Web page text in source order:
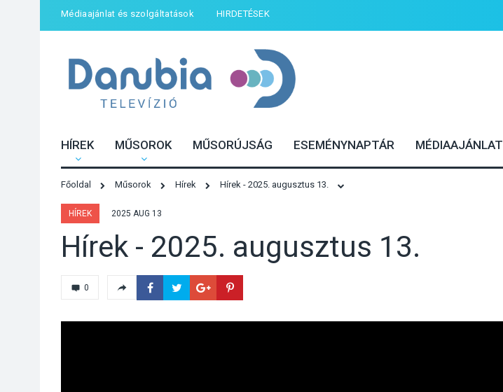
Médiaajánlat és szolgáltatások HIRDETÉSEK
HÍREK MŰSOROK MŰSORÚJSÁG ESEMÉNYNAPTÁR MÉDIAAJÁNLAT
Főoldal Műsorok Hírek Hírek - 2025. augusztus 13.
HÍREK 2025 AUG 13
Hírek - 2025. augusztus 13.
0